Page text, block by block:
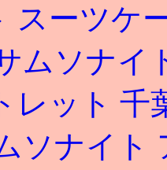
スーツケ
ムソナイ
レット 千
ソナイト